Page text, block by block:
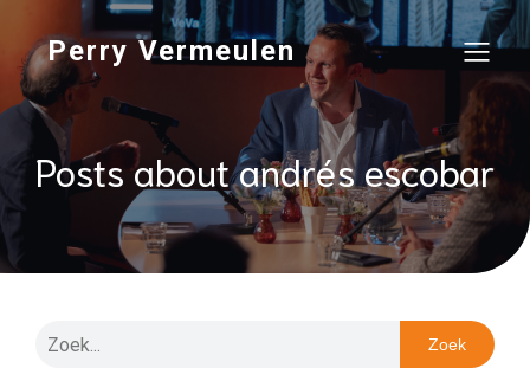
Perry Vermeulen
Posts about andrés escobar
Zoek